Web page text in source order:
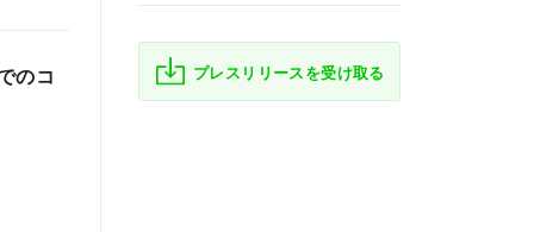
のコ
プレスリリースを受け取る